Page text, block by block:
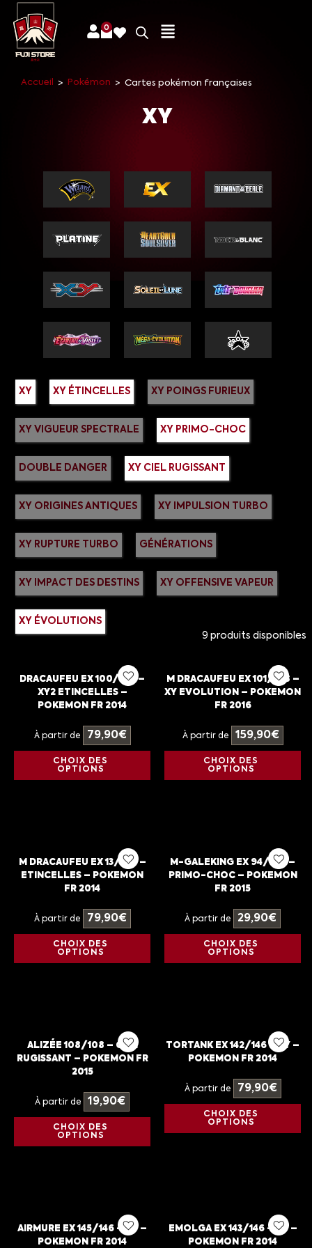
0
Accueil > Pokémon > Cartes pokémon françaises
XY
XY XY ÉTINCELLES XY POINGS FURIEUX
XY VIGUEUR SPECTRALE XY PRIMO-CHOC
DOUBLE DANGER XY CIEL RUGISSANT
XY ORIGINES ANTIQUES XY IMPULSION TURBO
XY RUPTURE TURBO GÉNÉRATIONS
XY IMPACT DES DESTINS XY OFFENSIVE VAPEUR
XY ÉVOLUTIONS
9 produits disponibles
DRACAUFEU EX 100/106 –
XY2 ETINCELLES –
POKEMON FR 2014
À partir de 79,90€
CHOIX DES
OPTIONS
M DRACAUFEU EX 101/108 –
XY EVOLUTION – POKEMON
FR 2016
À partir de 159,90€
CHOIX DES
OPTIONS
M DRACAUFEU EX 13/106 –
ETINCELLES – POKEMON
FR 2014
À partir de 79,90€
CHOIX DES
OPTIONS
M-GALEKING EX 94/160 –
PRIMO-CHOC – POKEMON
FR 2015
À partir de 29,90€
CHOIX DES
OPTIONS
ALIZÉE 108/108 – CIEL
RUGISSANT – POKEMON FR
2015
À partir de 19,90€
CHOIX DES
OPTIONS
TORTANK EX 142/146 – XY –
POKEMON FR 2014
À partir de 79,90€
CHOIX DES
OPTIONS
AIRMURE EX 145/146 – XY –
POKEMON FR 2014
EMOLGA EX 143/146 – XY –
POKEMON FR 2014